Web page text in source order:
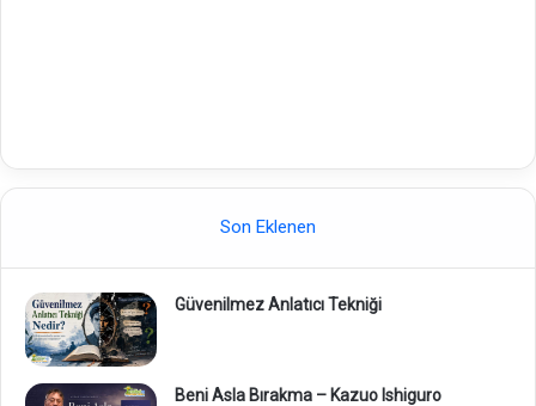
Son Eklenen
Güvenilmez Anlatıcı Tekniği
Beni Asla Bırakma – Kazuo Ishiguro